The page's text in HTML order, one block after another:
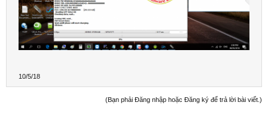
10/5/18
(Bạn phải Đăng nhập hoặc Đăng ký để trả lời bài viết.)